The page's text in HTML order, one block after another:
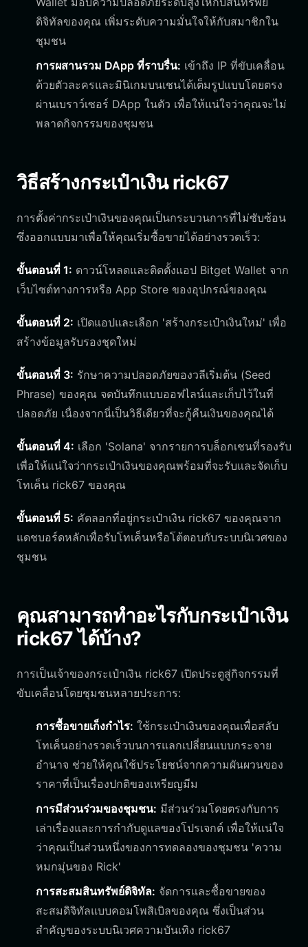
ดิจิทัลของคุณ เพิ่มระดับความมั่นใจให้กับสมาชิกใน
ชุมชน
การผสานรวม DApp ที่ราบรื่น: เข้าถึง IP ที่ขับเคลื่อน
ด้วยตัวละครและมินิเกมบนเชนได้เต็มรูปแบบโดยตรง
ผ่านเบราว์เซอร์ DApp ในตัว เพื่อให้แน่ใจว่าคุณจะไม่
พลาดกิจกรรมของชุมชน
วิธีสร้างกระเป๋าเงิน rick67
การตั้งค่ากระเป๋าเงินของคุณเป็นกระบวนการที่ไม่ซับซ้อน
ซึ่งออกแบบมาเพื่อให้คุณเริ่มซื้อขายได้อย่างรวดเร็ว:
ขั้นตอนที่ 1: ดาวน์โหลดและติดตั้งแอป Bitget Wallet จาก
เว็บไซต์ทางการหรือ App Store ของอุปกรณ์ของคุณ
ขั้นตอนที่ 2: เปิดแอปและเลือก 'สร้างกระเป๋าเงินใหม่' เพื่อ
สร้างข้อมูลรับรองชุดใหม่
ขั้นตอนที่ 3: รักษาความปลอดภัยของวลีเริ่มต้น (Seed
Phrase) ของคุณ จดบันทึกแบบออฟไลน์และเก็บไว้ในที่
ปลอดภัย เนื่องจากนี่เป็นวิธีเดียวที่จะกู้คืนเงินของคุณได้
ขั้นตอนที่ 4: เลือก 'Solana' จากรายการบล็อกเชนที่รองรับ
เพื่อให้แน่ใจว่ากระเป๋าเงินของคุณพร้อมที่จะรับและจัดเก็บ
โทเค็น rick67 ของคุณ
ขั้นตอนที่ 5: คัดลอกที่อยู่กระเป๋าเงิน rick67 ของคุณจาก
แดชบอร์ดหลักเพื่อรับโทเค็นหรือโต้ตอบกับระบบนิเวศของ
ชุมชน
คุณสามารถทำอะไรกับกระเป๋าเงิน
rick67 ได้บ้าง?
การเป็นเจ้าของกระเป๋าเงิน rick67 เปิดประตูสู่กิจกรรมที่
ขับเคลื่อนโดยชุมชนหลายประการ:
การซื้อขายเก็งกำไร: ใช้กระเป๋าเงินของคุณเพื่อสลับ
โทเค็นอย่างรวดเร็วบนการแลกเปลี่ยนแบบกระจาย
อำนาจ ช่วยให้คุณใช้ประโยชน์จากความผันผวนของ
ราคาที่เป็นเรื่องปกติของเหรียญมีม
การมีส่วนร่วมของชุมชน: มีส่วนร่วมโดยตรงกับการ
เล่าเรื่องและการกำกับดูแลของโปรเจกต์ เพื่อให้แน่ใจ
ว่าคุณเป็นส่วนหนึ่งของการทดลองของชุมชน 'ความ
หมกมุ่นของ Rick'
การสะสมสินทรัพย์ดิจิทัล: จัดการและซื้อขายของ
สะสมดิจิทัลแบบคอมโพสิเบิลของคุณ ซึ่งเป็นส่วน
สำคัญของระบบนิเวศความบันเทิง rick67